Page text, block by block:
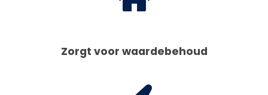
Zorgt voor waardebehoud